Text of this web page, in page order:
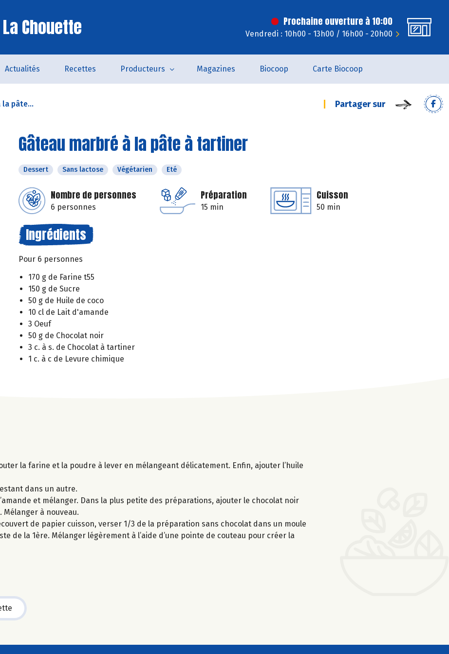
Chouette Prochaine ouverture à 10:00
Vendredi : 10h00 - 13h00 / 16h00 - 20h00
Actualités Recettes Producteurs Magazines Biocoop Carte Biocoop
la pâte... Partager sur
Gâteau marbré à la pâte à tartiner
Dessert Sans lactose Végétarien Eté
Nombre de personnes
6 personnes
Préparation
15 min
Cuisson
50 min
Ingrédients
Pour 6 personnes
170 g de Farine t55
150 g de Sucre
50 g de Huile de coco
10 cl de Lait d'amande
3 Oeuf
50 g de Chocolat noir
3 c. à s. de Chocolat à tartiner
1 c. à c de Levure chimique
la farine et la poudre à lever en mélangeant délicatement. Enfin, ajouter l’huile
dans un autre.
et mélanger. Dans la plus petite des préparations, ajouter le chocolat noir
à nouveau.
de papier cuisson, verser 1/3 de la préparation sans chocolat dans un moule
de la 1ère. Mélanger légèrement à l’aide d’une pointe de couteau pour créer la